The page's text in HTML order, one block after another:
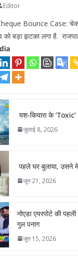
Editor
Bounce Case:
को बड़ा झटका लगा है.
यश-कियारा के
जुलाई 8, 2026
पहले घर बुलाया, उसने
जून 21, 2026
नोएडा एयरपोर्ट की
गुल पनाग
जून 15, 2026